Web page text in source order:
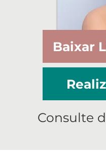
Baixar
Consulte